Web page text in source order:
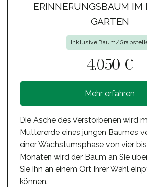
ERINNERUNGSBAUM IM
GARTEN
Inklusive Baum/
4.050 €
Mehr erfahren
Die Asche des Verstorbenen wird
Muttererde eines jungen Baumes
einer Wachstumsphase von vier
Monaten wird der Baum an Sie
Sie ihn an einem Ort Ihrer Wahl
können.